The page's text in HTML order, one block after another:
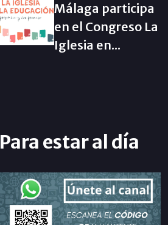
Málaga participa
en el Congreso La
Iglesia en...
Para estar al día